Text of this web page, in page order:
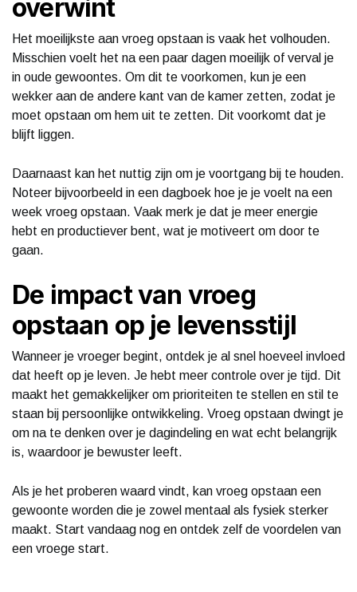
overwint
Het moeilijkste aan vroeg opstaan is vaak het volhouden.
Misschien voelt het na een paar dagen moeilijk of verval je
in oude gewoontes. Om dit te voorkomen, kun je een
wekker aan de andere kant van de kamer zetten, zodat je
moet opstaan om hem uit te zetten. Dit voorkomt dat je
blijft liggen.
Daarnaast kan het nuttig zijn om je voortgang bij te houden.
Noteer bijvoorbeeld in een dagboek hoe je je voelt na een
week vroeg opstaan. Vaak merk je dat je meer energie
hebt en productiever bent, wat je motiveert om door te
gaan.
De impact van vroeg
opstaan op je levensstijl
Wanneer je vroeger begint, ontdek je al snel hoeveel invloed
dat heeft op je leven. Je hebt meer controle over je tijd. Dit
maakt het gemakkelijker om prioriteiten te stellen en stil te
staan bij persoonlijke ontwikkeling. Vroeg opstaan dwingt je
om na te denken over je dagindeling en wat echt belangrijk
is, waardoor je bewuster leeft.
Als je het proberen waard vindt, kan vroeg opstaan een
gewoonte worden die je zowel mentaal als fysiek sterker
maakt. Start vandaag nog en ontdek zelf de voordelen van
een vroege start.